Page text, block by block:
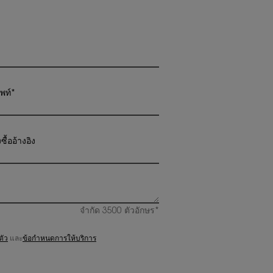
ท์*
ออ้างอิง
จำกัด 3500 ตัวอักษร*
ว และข้อกำหนดการให้บริการ